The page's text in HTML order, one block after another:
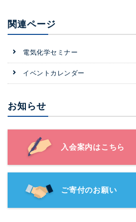
関連ページ
電気化学セミナー
イベントカレンダー
お知らせ
入会案内はこちら
ご寄付のお願い